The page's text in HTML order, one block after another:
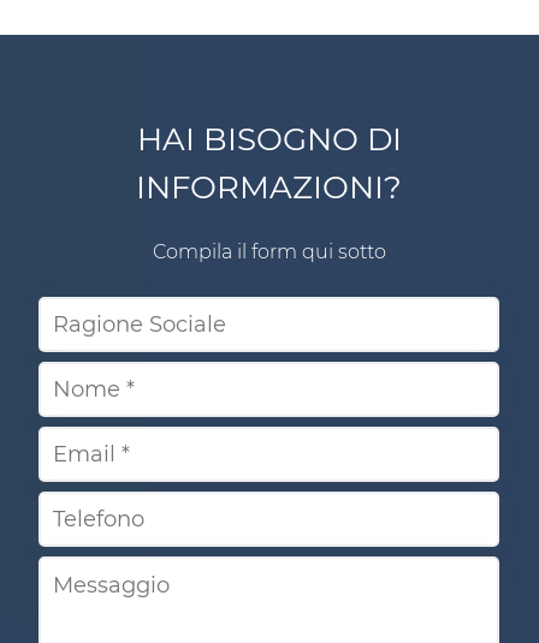
HAI BISOGNO DI
INFORMAZIONI?
Compila il form qui sotto